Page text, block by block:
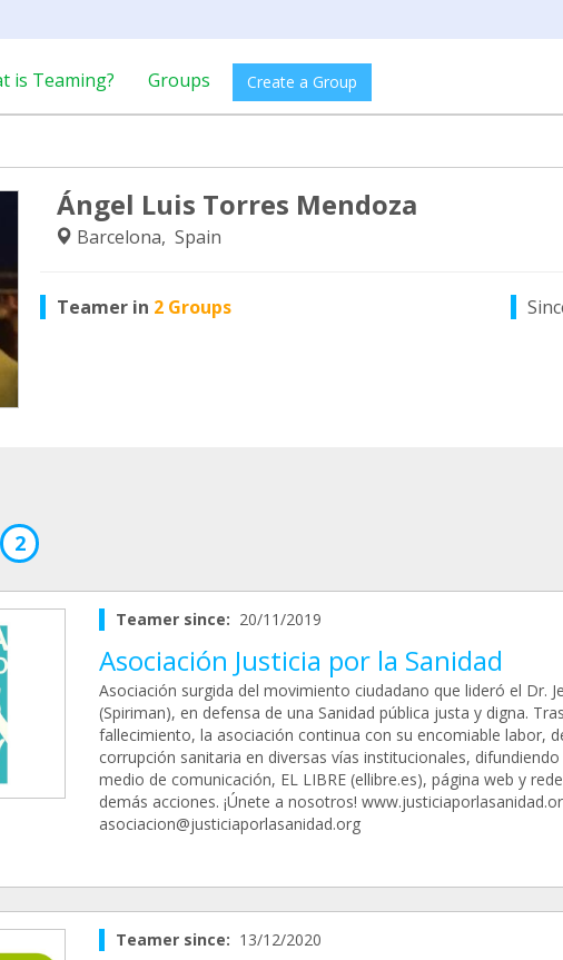
is Teaming? Groups Create a Group
Ángel Luis Torres Mendoza
Barcelona, Spain
Teamer in 2 Groups
2
Teamer since: 20/11/2019
Asociación Justicia por la Sanidad
Asociación surgida del movimiento ciudadano que lideró el Dr.
(Spiriman), en defensa de una Sanidad pública justa y digna.
fallecimiento, la asociación continua con su encomiable labor,
corrupción sanitaria en diversas vías institucionales,
medio de comunicación, EL LIBRE (ellibre.es), página web y
demás acciones. ¡Únete a nosotros!
asociacion@justiciaporlasanidad.org
Teamer since: 13/12/2020